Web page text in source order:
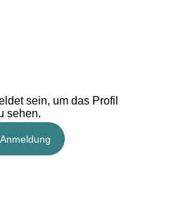
sein, um das Profil
sehen.